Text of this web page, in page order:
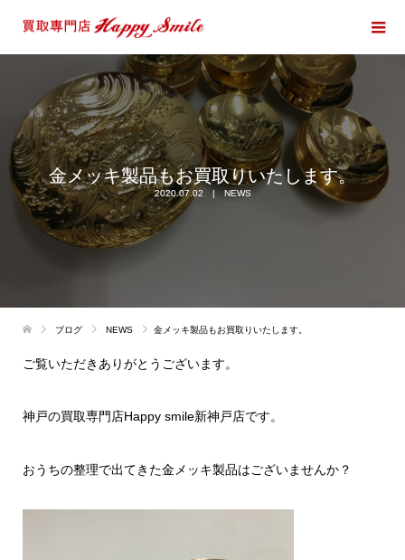
金メッキ製品もお買取りいたします。
2020.07.02 NEWS
ブログ NEWS 金メッキ製品もお買取りいたします。
ご覧いただきありがとうございます。
神戸の買取専門店Happy smile新神戸店です。
おうちの整理で出てきた金メッキ製品はございませんか？